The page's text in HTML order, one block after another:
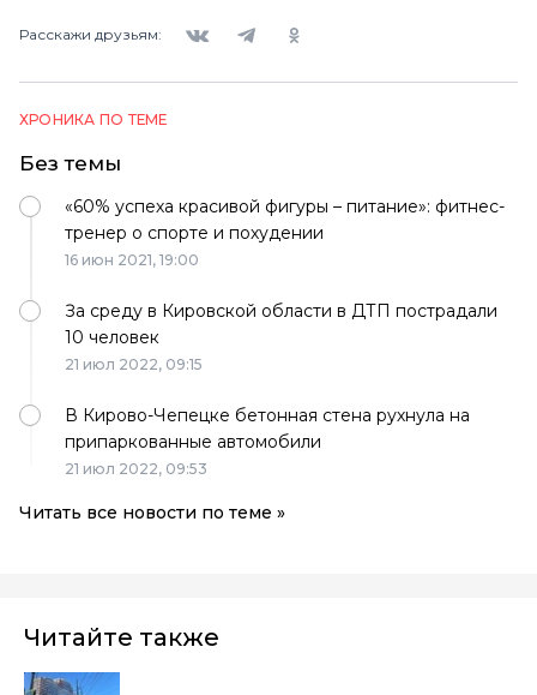
Расскажи друзьям:
ХРОНИКА ПО ТЕМЕ
Без темы
16 июн 2021, 19:00
«60% успеха красивой фигуры – питание»: фитнес-
тренер о спорте и похудении
21 июл 2022, 09:15
За среду в Кировской области в ДТП пострадали
10 человек
21 июл 2022, 09:53
В Кирово-Чепецке бетонная стена рухнула на
припаркованные автомобили
Читать все новости по теме »
Читайте также